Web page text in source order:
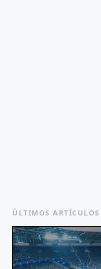
ÚLTIMOS ARTÍCULOS